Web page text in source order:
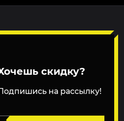
скидку?
на рассылку!